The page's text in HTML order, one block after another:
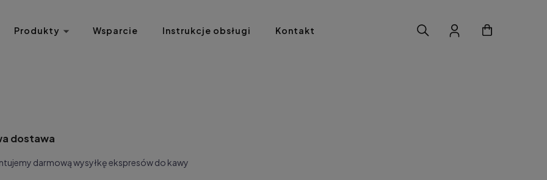
Produkty Wsparcie Instrukcje obsługi Kontakt
dostawa
darmową wysyłkę ekspresów do kawy